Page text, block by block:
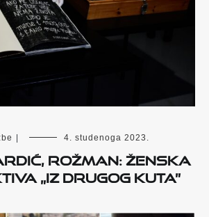
| 4. studenoga 2023.
Rožman: ženska
„iz drugog kuta”